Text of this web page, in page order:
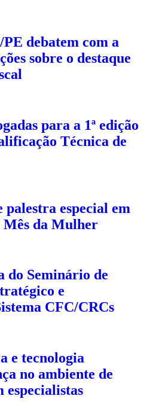
PE debatem com a
sobre o destaque
para a 1ª edição
Técnica de
especial em
Mês da Mulher
do Seminário de
e
CFC/CRCs
e tecnologia
no ambiente de
especialistas